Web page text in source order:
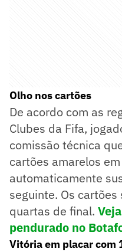
Olho nos cartões
De acordo com as
Clubes da Fifa,
comissão técnica
cartões amarelos
automaticamente
seguinte. Os cartões
quartas de final.
pendurado no
Vitória em placar com